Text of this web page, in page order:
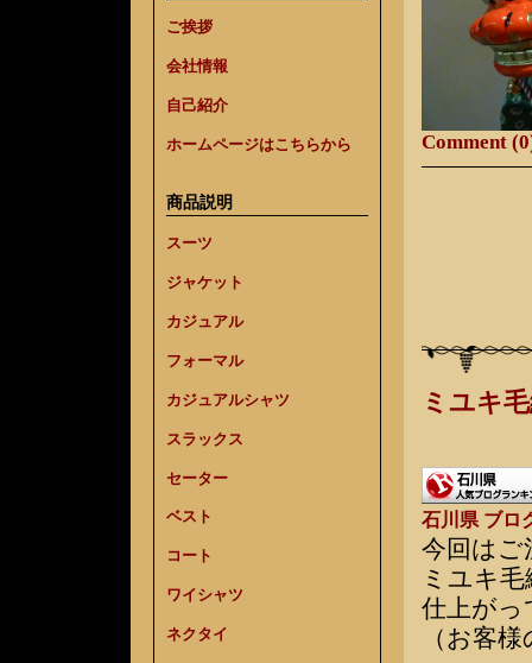
ご挨拶
会社情報
自己紹介
ホームページはこちらから
商品説明
スーツ
ジャケット
カジュアル
フォーマル
カジュアルシャツ
スラックス
セーター
ベスト
コート
ワイシャツ
ネクタイ
Comment
ミユキ
石川県 ブロ
今回はご
ミユキ
仕上がっ
（お客